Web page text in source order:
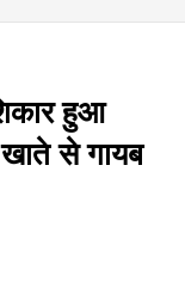
हुआ
से गायब